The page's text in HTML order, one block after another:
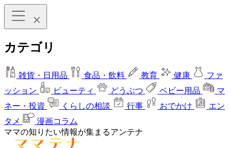
カテゴリ
雑貨・日用品 食品・飲料 教育 健康
ファ
ッション
ビューティ どうぶつ ベビー用品
マ
ネー・投資
くらしの相談 行事 おでかけ
エン
タメ
漫画コラム
ママの知りたい情報が集まるアンテナ